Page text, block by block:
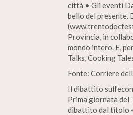
città • Gli eventi
bello del presente.
Provincia, in
mondo intero. E,
Talks, Cooking
Fonte: Corriere
Il dibattito
Prima giornata del
dibattito dal titolo